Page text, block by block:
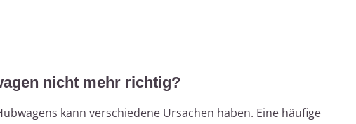
nicht mehr richtig?
kann verschiedene Ursachen haben. Eine häufige